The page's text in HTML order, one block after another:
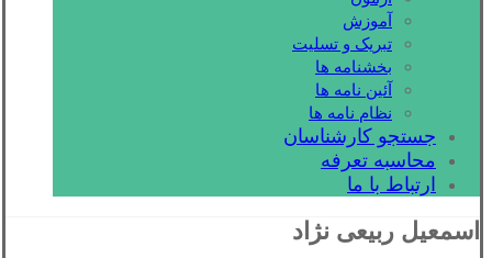
آموزش
تبریک و تسلیت
بخشنامه ها
آئین نامه ها
نظام نامه ها
جستجو کارشناسان
محاسبه تعرفه
ارتباط با ما
اسمعیل ربیعی نژاد